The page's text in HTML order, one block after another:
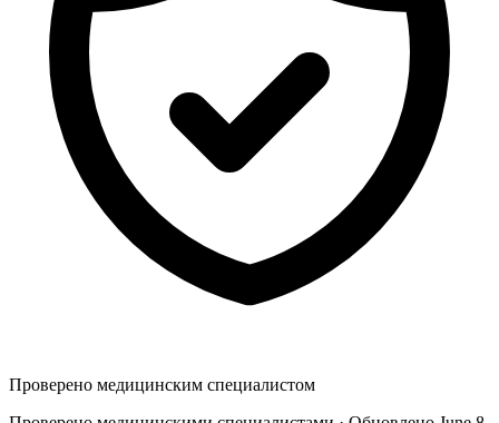
Проверено медицинским специалистом